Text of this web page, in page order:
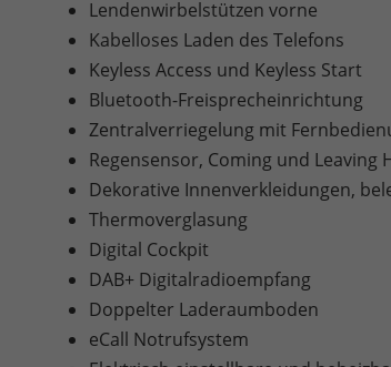
Lendenwirbelstützen vorne
Kabelloses Laden des Telefons
Keyless Access und Keyless Start
Bluetooth-Freisprecheinrichtung
Zentralverriegelung mit
Regensensor, Coming und Leaving
Dekorative Innenverkleidungen,
Thermoverglasung
Digital Cockpit
DAB+ Digitalradioempfang
Doppelter Laderaumboden
eCall Notrufsystem